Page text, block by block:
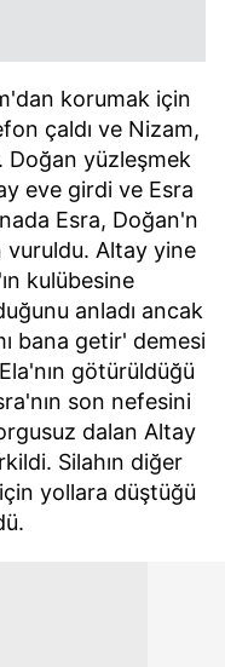
korumak için
çaldı ve Nizam,
Doğan yüzleşmek
eve girdi ve Esra
Esra, Doğan'n
vuruldu. Altay yine
kulübesine
anladı ancak
bana getir' demesi
götürüldüğü
son nefesini
dalan Altay
Silahın diğer
yollara düştüğü